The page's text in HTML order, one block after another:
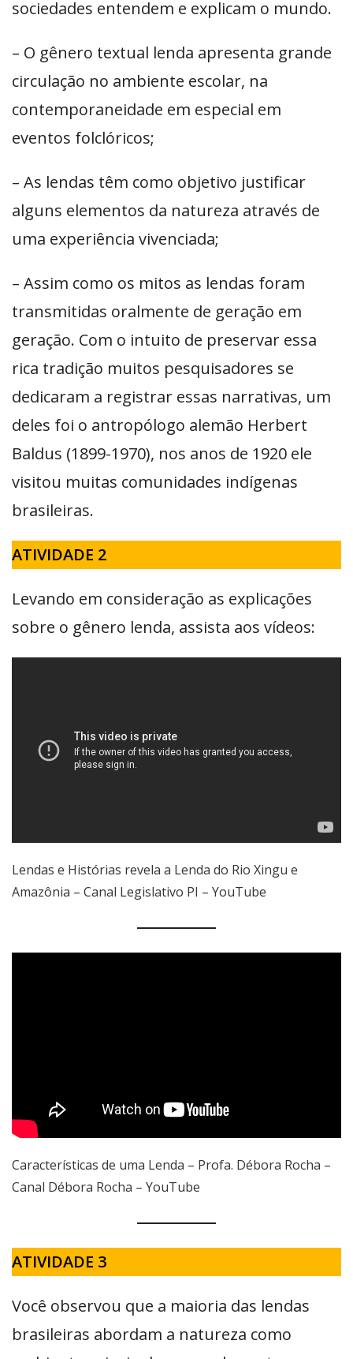
sociedades entendem e explicam o mundo.
– O gênero textual lenda apresenta grande
circulação no ambiente escolar, na
contemporaneidade em especial em
eventos folclóricos;
– As lendas têm como objetivo justificar
alguns elementos da natureza através de
uma experiência vivenciada;
– Assim como os mitos as lendas foram
transmitidas oralmente de geração em
geração. Com o intuito de preservar essa
rica tradição muitos pesquisadores se
dedicaram a registrar essas narrativas, um
deles foi o antropólogo alemão Herbert
Baldus (1899-1970), nos anos de 1920 ele
visitou muitas comunidades indígenas
brasileiras.
ATIVIDADE 2
Levando em consideração as explicações
sobre o gênero lenda, assista aos vídeos:
Lendas e Histórias revela a Lenda do Rio Xingu e
Amazônia – Canal Legislativo PI – YouTube
Características de uma Lenda – Profa. Débora Rocha –
Canal Débora Rocha – YouTube
ATIVIDADE 3
Você observou que a maioria das lendas
brasileiras abordam a natureza como